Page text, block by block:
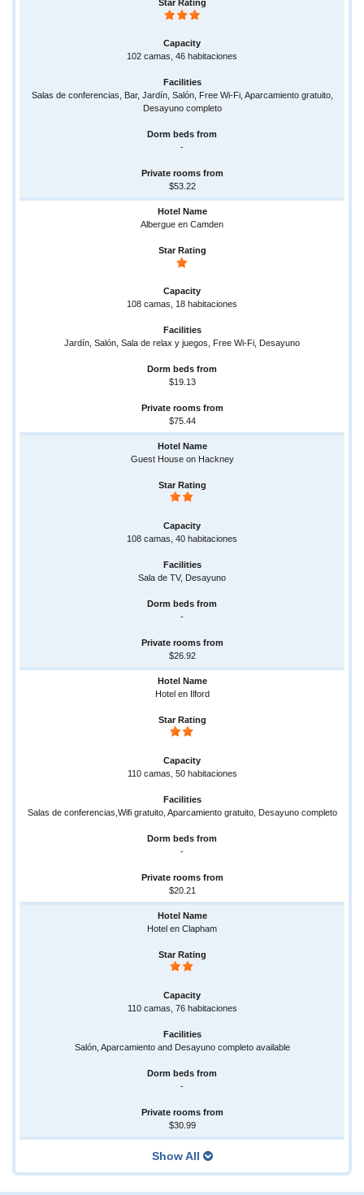
102 camas, 46 habitaciones
Salas de conferencias, Bar, Jardín, Salón, Free Wi-Fi, Aparcamiento gratuito,
Desayuno completo
-
$53.22
Albergue en Camden
108 camas, 18 habitaciones
Jardín, Salón, Sala de relax y juegos, Free Wi-Fi, Desayuno
$19.13
$75.44
Guest House on Hackney
108 camas, 40 habitaciones
Sala de TV, Desayuno
-
$26.92
Hotel en Ilford
110 camas, 50 habitaciones
Salas de conferencias,Wifi gratuito, Aparcamiento gratuito, Desayuno completo
-
$20.21
Hotel en Clapham
110 camas, 76 habitaciones
Salón, Aparcamiento and Desayuno completo available
-
$30.99
Show All